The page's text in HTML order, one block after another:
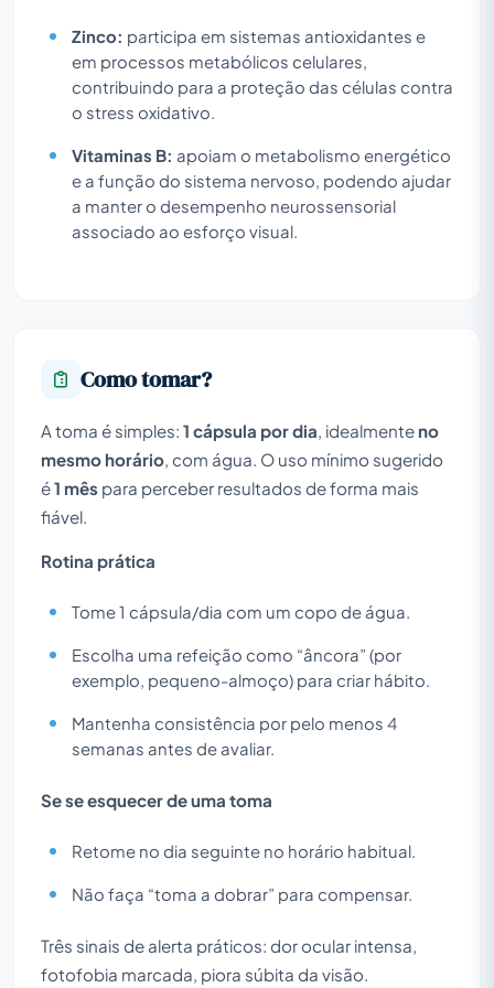
Zinco: participa em sistemas antioxidantes e
em processos metabólicos celulares,
contribuindo para a proteção das células contra
o stress oxidativo.
Vitaminas B: apoiam o metabolismo energético
e a função do sistema nervoso, podendo ajudar
a manter o desempenho neurossensorial
associado ao esforço visual.
Como tomar?
A toma é simples: 1 cápsula por dia , idealmente no
mesmo horário , com água. O uso mínimo sugerido
é1 mês para perceber resultados de forma mais
fiável.
Rotina prática
Tome 1 cápsula/dia com um copo de água.
Escolha uma refeição como “âncora” (por
exemplo, pequeno-almoço) para criar hábito.
Mantenha consistência por pelo menos 4
semanas antes de avaliar.
Se se esquecer de uma toma
Retome no dia seguinte no horário habitual.
Não faça “toma a dobrar” para compensar.
Três sinais de alerta práticos: dor ocular intensa,
fotofobia marcada, piora súbita da visão.